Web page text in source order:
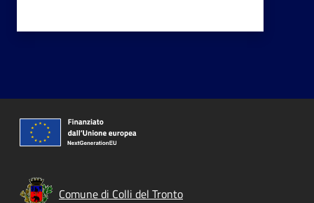
Comune di Colli del Tronto